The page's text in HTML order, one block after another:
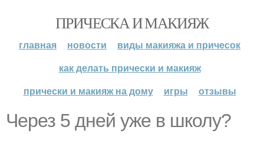
ПРИЧЕСКА И МАКИЯЖ
главная новости
виды макияжа и причесок
как делать прически и макияж
прически и макияж на дому
игры отзывы
Через 5 дней уже в школу?